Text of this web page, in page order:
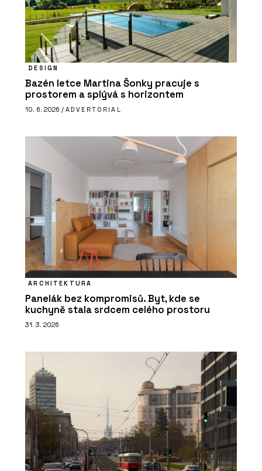
DESIGN
Bazén letce Martina Šonky pracuje s
prostorem a splývá s horizontem
10. 6. 2026 / ADVERTORIAL
ARCHITEKTURA
Panelák bez kompromisů. Byt, kde se
kuchyně stala srdcem celého prostoru
31. 3. 2026